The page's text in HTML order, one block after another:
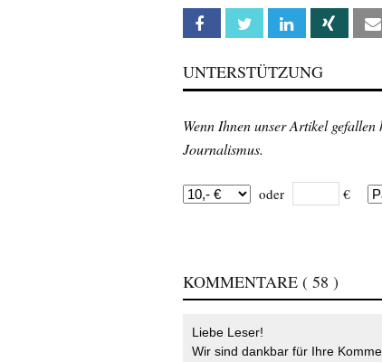
Facebook Twitter Linkedin Xing
UNTERSTÜTZUNG
Wenn Ihnen unser Artikel
Journalismus.
oder €
KOMMENTARE ( 58 )
Liebe Leser!
Wir sind dankbar für Ihre